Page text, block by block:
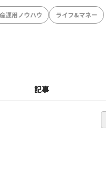
運用ノウハウ ライフ&マネー
記事